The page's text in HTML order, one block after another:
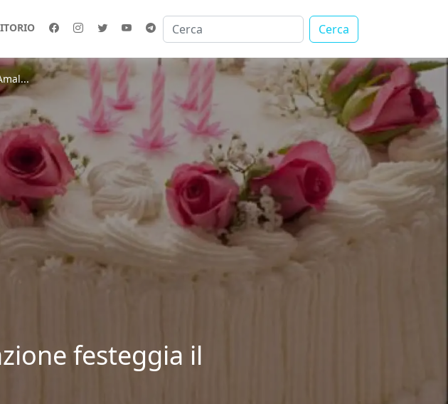
Cerca
festeggia il